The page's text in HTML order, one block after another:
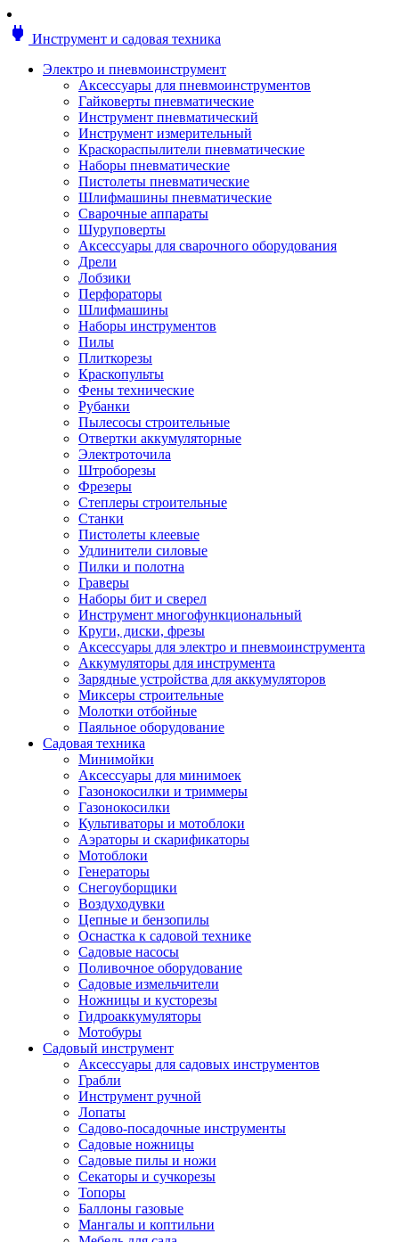
Аксессуары для садовых инструментов
Инструмент ручной
Лопаты
Садово-посадочные инструменты
Садовые ножницы
Садовые пилы и ножи
Секаторы и сучкорезы
Топоры
Баллоны газовые
Мангалы и коптильни
Мебель для сада
Ножницы по металлу
Тележки садовые
Автомобильная техника
Автозвук
Автомагнитолы
Колонки
Усилители
Модуляторы fm
Аксессуары
Электроника
Видеорегистраторы
Радар-детекторы
Парковочные радары
Навигаторы и аксессуары
Навигаторы
Камеры заднего вида
Автомобильные антенны
Сигнализации автомобильные
Телевизоры и мониторы автомобильные
Аксессуары
Автолампы
Автомобильные провода, кабели,
Автомобильный инструмент
Автохимия
Аккумуляторы, зарядные устройства,
Домкраты
Компрессоры и манометры
Разветвители и адаптеры прикуривателя
Термохолодильники
Шумоизоляция
Щетки стеклоочистителей
Прочие аксессуары для автомобилей
Велосипеды и самокаты
Электротранспорт
Радиоуправляемые модели
Аксессуары для велосипедов
аксессуары для радиоуправляемых моделей
Расходные материалы
Бумага разная
Бумага для офисной техники
Бумага для профессиональной печати
Фотобумага
Наклейки
Термобумага
Бумага для факса
Пленка для печати
Пленка для ламинирования
Материалы для заправки
Чернила и заправки
Фотобарабаны
Оригинальные расходные материалы
Для лазерных устройств печати
Матричные картриджи
Опции
power Инструмент и садовая техника
Электро и пневмоинструмент
Аксессуары для пневмоинструментов
Гайковерты пневматические
Инструмент пневматический
Инструмент измерительный
Краскораспылители пневматические
Наборы пневматические
Пистолеты пневматические
Шлифмашины пневматические
Сварочные аппараты
Шуруповерты
Аксессуары для сварочного оборудования
Дрели
Лобзики
Перфораторы
Шлифмашины
Наборы инструментов
Пилы
Плиткорезы
Краскопульты
Фены технические
Рубанки
Пылесосы строительные
Отвертки аккумуляторные
Электроточила
Штроборезы
Фрезеры
Степлеры строительные
Станки
Пистолеты клеевые
Удлинители силовые
Пилки и полотна
Граверы
Наборы бит и сверел
Инструмент многофункциональный
Круги, диски, фрезы
Аксессуары для электро и пневмоинструмента
Аккумуляторы для инструмента
Зарядные устройства для аккумуляторов
Миксеры строительные
Молотки отбойные
Паяльное оборудование
Садовая техника
Минимойки
Аксессуары для минимоек
Газонокосилки и триммеры
Газонокосилки
Культиваторы и мотоблоки
Аэраторы и скарификаторы
Мотоблоки
Генераторы
Снегоуборщики
Воздуходувки
Цепные и бензопилы
Оснастка к садовой технике
Садовые насосы
Поливочное оборудование
Садовые измельчители
Ножницы и кусторезы
Гидроаккумуляторы
Мотобуры
Садовый инструмент
Аксессуары для садовых инструментов
Грабли
Инструмент ручной
Лопаты
Садово-посадочные инструменты
Садовые ножницы
Садовые пилы и ножи
Секаторы и сучкорезы
Топоры
Баллоны газовые
Мангалы и коптильни